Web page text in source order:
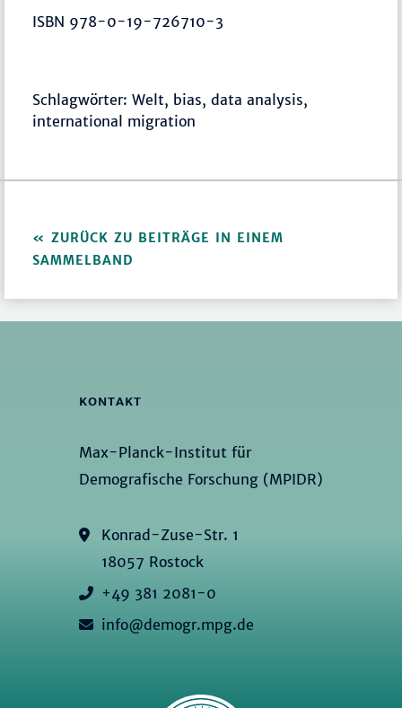
ISBN 978-0-19-726710-3
Schlagwörter: Welt, bias, data analysis,
international migration
ZURÜCK ZU BEITRÄGE IN EINEM
SAMMELBAND
KONTAKT
Max-Planck-Institut für
Demografische Forschung (MPIDR)
Konrad-Zuse-Str. 1
18057 Rostock
+49 381 2081-0
info@demogr.mpg.de